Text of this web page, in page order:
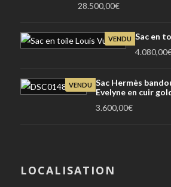
28.500,00€
VENDU Sac en
4.080,00
VENDU Sac Hermès
Evelyne en cuir
3.600,00€
LOCALISATION